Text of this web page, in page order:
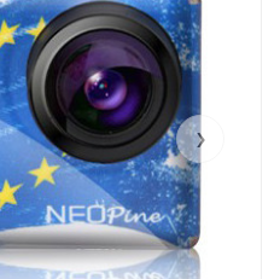
›